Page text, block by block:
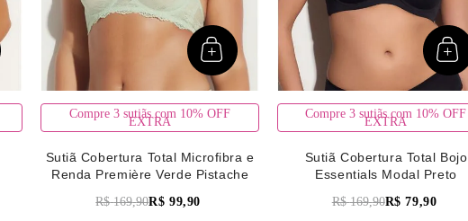
Compre 3 sutiãs com 10% OFF
EXTRA
Sutiã Cobertura Total Microfibra e
Renda Première Verde Pistache
R$ 169,90R$ 99,90
Compre 3 sutiãs com 10% OFF
EXTRA
Sutiã Cobertura Total Bojo
Essentials Modal Preto
R$ 169,90R$ 79,90